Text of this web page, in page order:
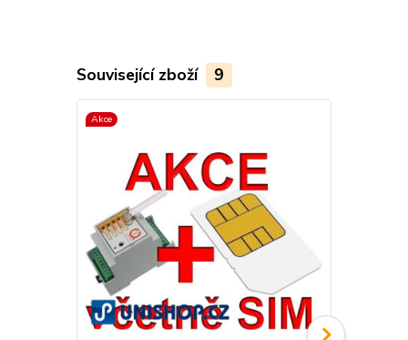
Související zboží 9
Akce